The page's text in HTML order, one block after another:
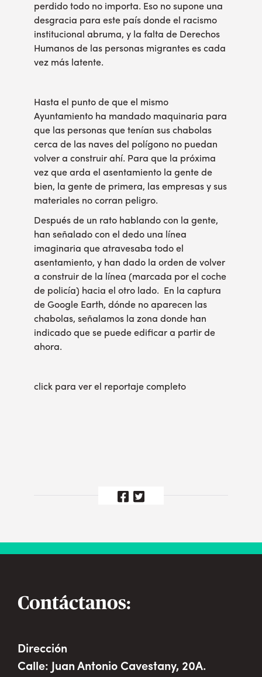
perdido todo no importa. Eso no supone una
desgracia para este país donde el racismo
institucional abruma, y la falta de Derechos
Humanos de las personas migrantes es cada
vez más latente.
Hasta el punto de que el mismo
Ayuntamiento ha mandado maquinaria para
que las personas que tenían sus chabolas
cerca de las naves del polígono no puedan
volver a construir ahí. Para que la próxima
vez que arda el asentamiento la gente de
bien, la gente de primera, las empresas y sus
materiales no corran peligro.
Después de un rato hablando con la gente,
han señalado con el dedo una línea
imaginaria que atravesaba todo el
asentamiento, y han dado la orden de volver
a construir de la línea (marcada por el coche
de policía) hacia el otro lado. En la captura
de Google Earth, dónde no aparecen las
chabolas, señalamos la zona donde han
indicado que se puede edificar a partir de
ahora.
click para ver el reportaje completo
Contáctanos:
Dirección
Calle: Juan Antonio Cavestany, 20A.